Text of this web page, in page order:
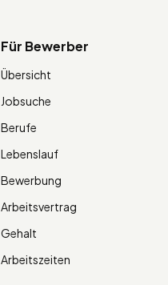
Für Bewerber
Übersicht
Jobsuche
Berufe
Lebenslauf
Bewerbung
Arbeitsvertrag
Gehalt
Arbeitszeiten